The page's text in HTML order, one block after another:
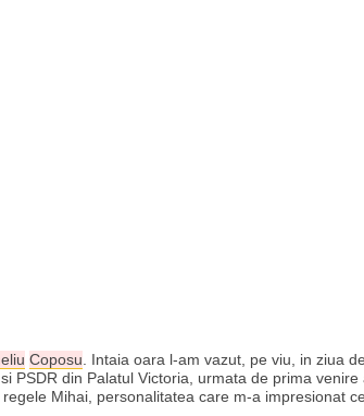
Coposu . Intaia oara l-am vazut, pe viu, in ziua
PSDR din Palatul Victoria, urmata de prima venire
Mihai, personalitatea care m-a impresionat